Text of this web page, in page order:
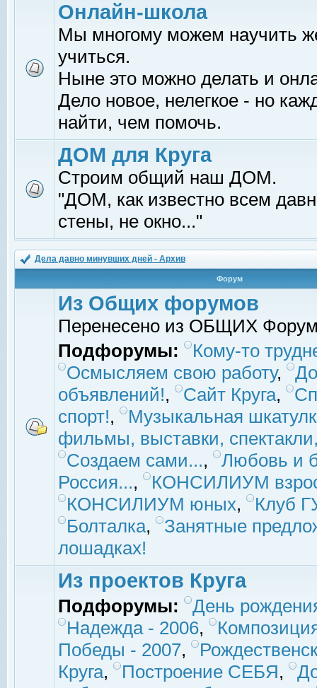
Онлайн-школа
Мы многому можем научить
учиться.
Ныне это можно делать и
Дело новое, нелегкое - но
найти, чем помочь.
ДОМ для Круга
Строим общий наш ДОМ.
"ДОМ, как известно всем
стены, не окно..."
Дела давно минувших дней - Архив
Форум
Из Общих форумов
Перенесено из ОБЩИХ
Подфорумы:
Кому-то
Осмысляем свою работу,
объявлений!, Сайт Круга,
спорт!,
Музыкальная
фильмы, выставки,
Создаем сами...,
Любовь и
Россия...,
КОНСИЛИУМ
КОНСИЛИУМ юных,
Клуб
Болталка,
Занятные
лошадках!
Из проектов Круга
Подфорумы:
День
Надежда - 2006,
Победы - 2007,
Круга, Построение СЕБЯ,